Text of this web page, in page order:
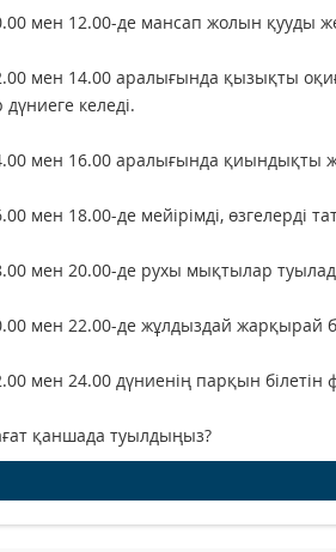
мен 12.00-де мансап жолын қууды
мен 14.00 аралығында қызықты
келеді.
мен 16.00 аралығында қиындықты
мен 18.00-де мейірімді, өзгелерді
мен 20.00-де рухы мықтылар
мен 22.00-де жұлдыздай жарқырай
мен 24.00 дүниенің парқын
қаншада туылдыңыз?